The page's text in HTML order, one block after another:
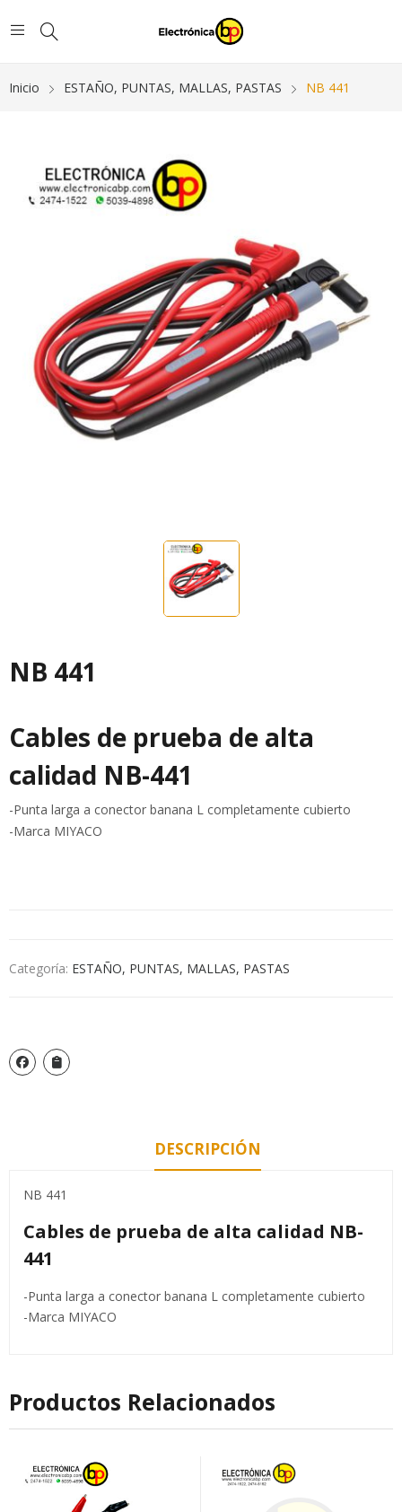
Inicio ESTAÑO, PUNTAS, MALLAS, PASTAS NB 441
NB 441
Cables de prueba de alta
calidad NB-441
-Punta larga a conector banana L completamente cubierto
-Marca MIYACO
Categoría: ESTAÑO, PUNTAS, MALLAS, PASTAS
DESCRIPCIÓN
NB 441
Cables de prueba de alta calidad NB-
441
-Punta larga a conector banana L completamente cubierto
-Marca MIYACO
Productos Relacionados